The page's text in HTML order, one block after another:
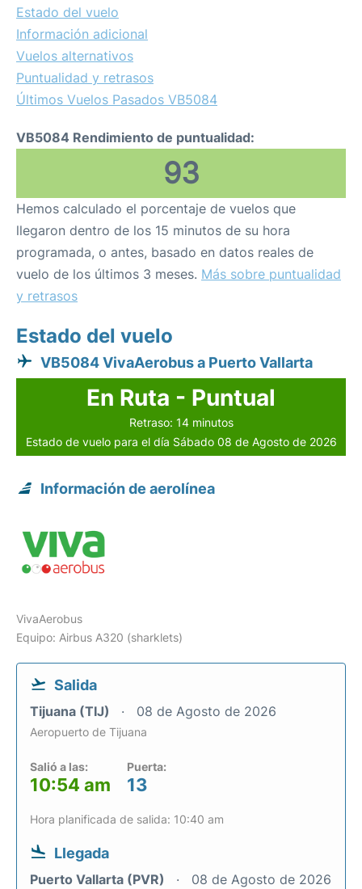
Estado del vuelo
Información adicional
Vuelos alternativos
Puntualidad y retrasos
Últimos Vuelos Pasados VB5084
VB5084 Rendimiento de puntualidad:
93
Hemos calculado el porcentaje de vuelos que
llegaron dentro de los 15 minutos de su hora
programada, o antes, basado en datos reales de
vuelo de los últimos 3 meses. Más sobre puntualidad
y retrasos
Estado del vuelo
VB5084 VivaAerobus a Puerto Vallarta
En Ruta - Puntual
Retraso: 14 minutos
Estado de vuelo para el día Sábado 08 de Agosto de 2026
Información de aerolínea
VivaAerobus
Equipo: Airbus A320 (sharklets)
Salida
Tijuana (TIJ) 08 de Agosto de 2026
Aeropuerto de Tijuana
Salió a las:
10:54 am
Puerta:
13
Hora planificada de salida: 10:40 am
Llegada
Puerto Vallarta (PVR) 08 de Agosto de 2026